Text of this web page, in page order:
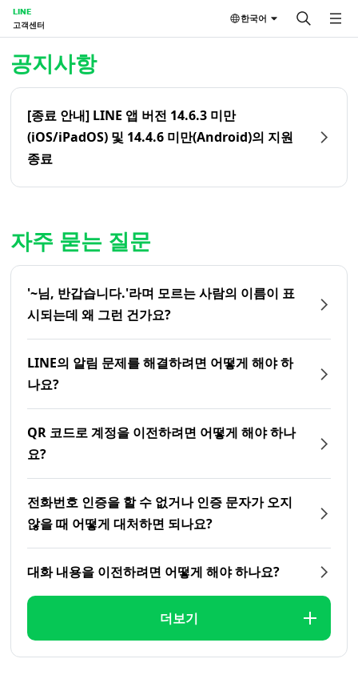
LINE
고객센터
한국어
공지사항
[종료 안내] LINE 앱 버전 14.6.3 미만
(iOS/iPadOS) 및 14.4.6 미만(Android)의 지원
종료
자주 묻는 질문
'~님, 반갑습니다.'라며 모르는 사람의 이름이 표
시되는데 왜 그런 건가요?
LINE의 알림 문제를 해결하려면 어떻게 해야 하
나요?
QR 코드로 계정을 이전하려면 어떻게 해야 하나
요?
전화번호 인증을 할 수 없거나 인증 문자가 오지
않을 때 어떻게 대처하면 되나요?
대화 내용을 이전하려면 어떻게 해야 하나요?
더보기